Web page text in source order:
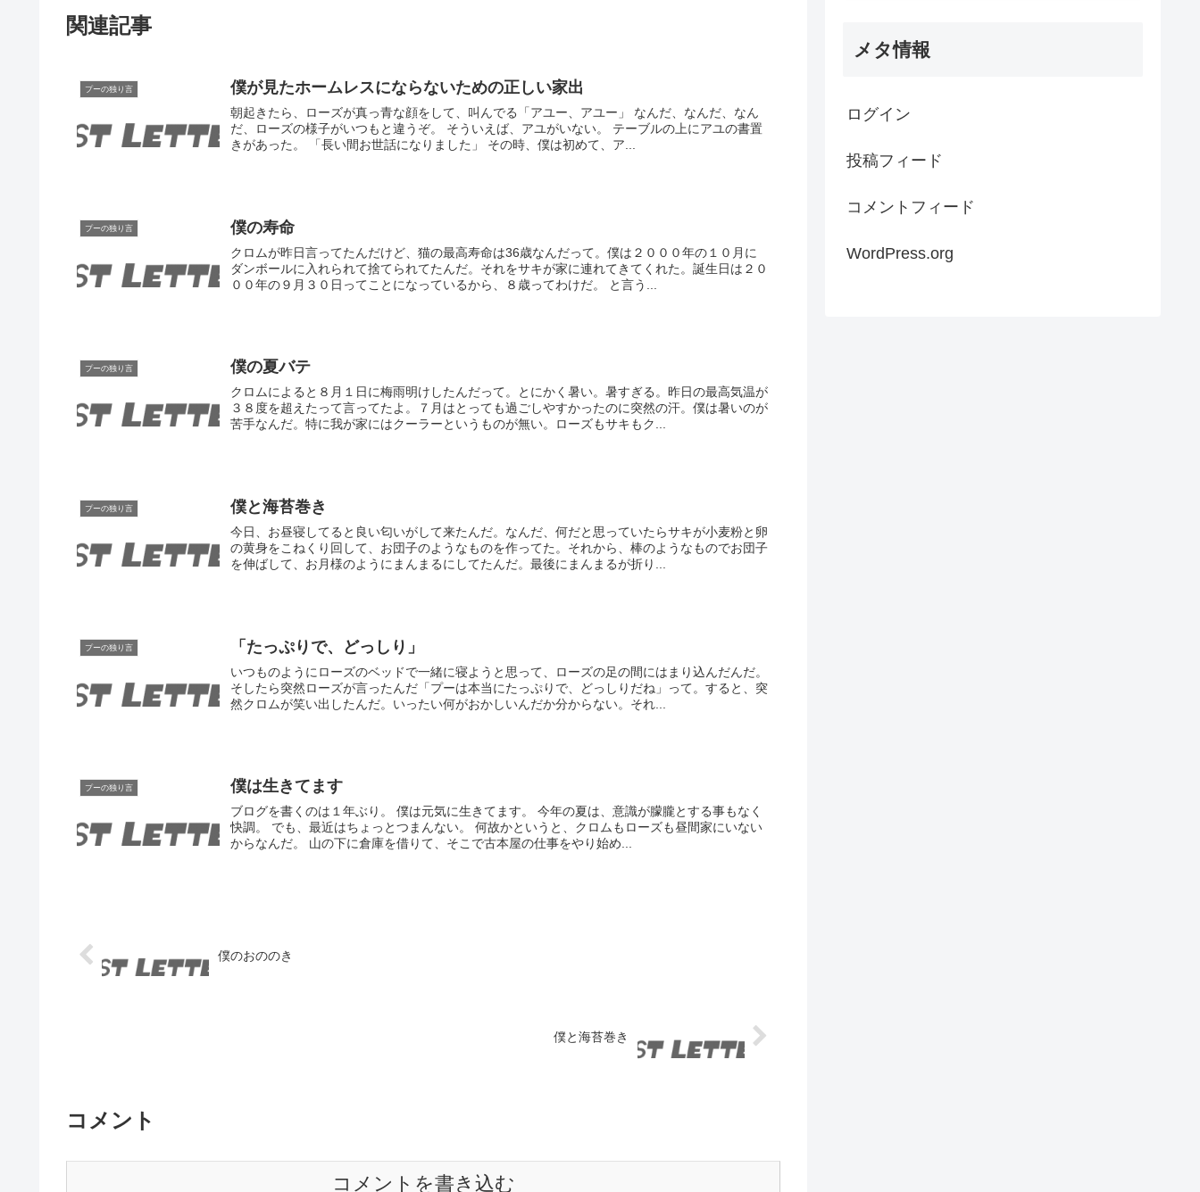
関連記事
プーの独り言 僕が見たホームレスにならないための正しい家出
朝起きたら、ローズが真っ青な顔をして、叫んでる「アユー、アユー」 なんだ、なんだ、なん
だ、ローズの様子がいつもと違うぞ。 そういえば、アユがいない。 テーブルの上にアユの書置
きがあった。 「長い間お世話になりました」 その時、僕は初めて、ア...
プーの独り言 僕の寿命
クロムが昨日言ってたんだけど、猫の最高寿命は36歳なんだって。僕は２０００年の１０月に
ダンボールに入れられて捨てられてたんだ。それをサキが家に連れてきてくれた。誕生日は２０
００年の９月３０日ってことになっているから、８歳ってわけだ。 と言う...
プーの独り言 僕の夏バテ
クロムによると８月１日に梅雨明けしたんだって。とにかく暑い。暑すぎる。昨日の最高気温が
３８度を超えたって言ってたよ。７月はとっても過ごしやすかったのに突然の汗。僕は暑いのが
苦手なんだ。特に我が家にはクーラーというものが無い。ローズもサキもク...
プーの独り言 僕と海苔巻き
今日、お昼寝してると良い匂いがして来たんだ。なんだ、何だと思っていたらサキが小麦粉と卵
の黄身をこねくり回して、お団子のようなものを作ってた。それから、棒のようなものでお団子
を伸ばして、お月様のようにまんまるにしてたんだ。最後にまんまるが折り...
プーの独り言 「たっぷりで、どっしり」
いつものようにローズのベッドで一緒に寝ようと思って、ローズの足の間にはまり込んだんだ。
そしたら突然ローズが言ったんだ「プーは本当にたっぷりで、どっしりだね」って。すると、突
然クロムが笑い出したんだ。いったい何がおかしいんだか分からない。それ...
プーの独り言 僕は生きてます
ブログを書くのは１年ぶり。 僕は元気に生きてます。 今年の夏は、意識が朦朧とする事もなく
快調。 でも、最近はちょっとつまんない。 何故かというと、クロムもローズも昼間家にいない
からなんだ。 山の下に倉庫を借りて、そこで古本屋の仕事をやり始め...
僕のおののき
僕と海苔巻き
コメント
コメントを書き込む
メタ情報
ログイン
投稿フィード
コメントフィード
WordPress.org